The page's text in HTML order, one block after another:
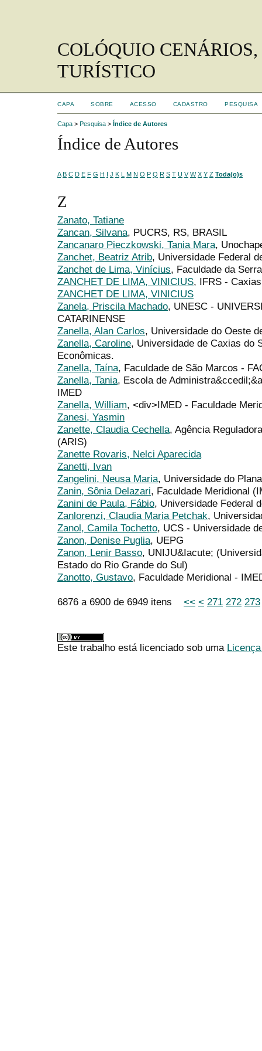
COLÓQUIO
TURÍSTICO
CAPA SOBRE ACESSO CADASTRO PESQUISA
Capa > Pesquisa > Índice de Autores
Índice de Autores
A B C D E F G H I J K L M N O P Q R S T U V W X Y Z Toda(o)s
Z
Zanato, Tatiane
Zancan, Silvana, PUCRS, RS, BRASIL
Zancanaro Pieczkowski, Tania Mara,
Zanchet, Beatriz Atrib, Universidade Federal
Zanchet de Lima, Vinícius, Faculdade da
ZANCHET DE LIMA, VINICIUS, IFRS -
ZANCHET DE LIMA, VINICIUS
Zanela, Priscila Machado, UNESC -
CATARINENSE
Zanella, Alan Carlos, Universidade do Oeste
Zanella, Caroline, Universidade de Caxias do
Econômicas.
Zanella, Taína, Faculdade de São Marcos -
Zanella, Tania, Escola de
IMED
Zanella, William, <div>IMED - Faculdade
Zanesi, Yasmin
Zanette, Claudia Cechella, Agência
(ARIS)
Zanette Rovaris, Nelci Aparecida
Zanetti, Ivan
Zangelini, Neusa Maria, Universidade do
Zanin, Sônia Delazari, Faculdade Meridional
Zanini de Paula, Fábio, Universidade Federal
Zanlorenzi, Claudia Maria Petchak,
Zanol, Camila Tochetto, UCS - Universidade
Zanon, Denise Puglia, UEPG
Zanon, Lenir Basso, UNIJU&Iacute;
Estado do Rio Grande do Sul)
Zanotto, Gustavo, Faculdade Meridional -
6876 a 6900 de 6949 itens << < 271 272 273
Este trabalho está licenciado sob uma